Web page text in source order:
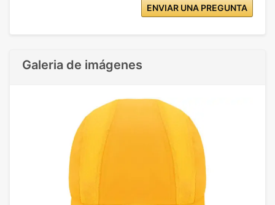
ENVIAR UNA PREGUNTA
Galeria de imágenes